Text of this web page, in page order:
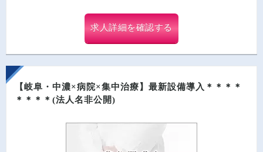
求人詳細を確認する
【岐阜・中濃×病院×集中治療】最新設備導入＊＊＊＊
＊＊＊＊(法人名非公開)